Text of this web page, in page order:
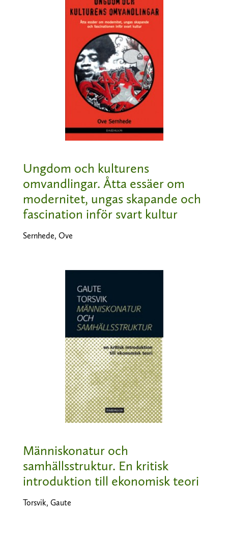
Ungdom och kulturens
omvandlingar. Åtta essäer om
modernitet, ungas skapande och
fascination inför svart kultur
Sernhede, Ove
Människonatur och
samhällsstruktur. En kritisk
introduktion till ekonomisk teori
Torsvik, Gaute